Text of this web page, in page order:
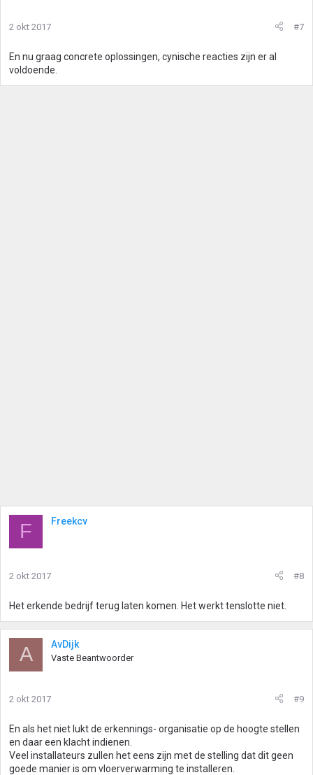
2 okt 2017 #7
En nu graag concrete oplossingen, cynische reacties zijn er al
voldoende.
F Freekcv
2 okt 2017 #8
Het erkende bedrijf terug laten komen. Het werkt tenslotte niet.
A AvDijk
Vaste Beantwoorder
2 okt 2017 #9
En als het niet lukt de erkennings- organisatie op de hoogte stellen
en daar een klacht indienen.
Veel installateurs zullen het eens zijn met de stelling dat dit geen
goede manier is om vloerverwarming te installeren.